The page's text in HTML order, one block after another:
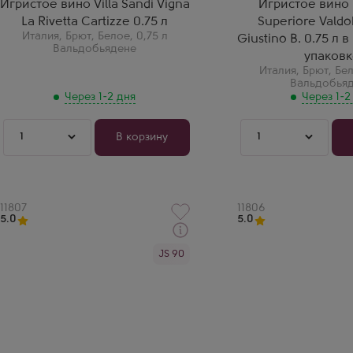
Игристое вино Villa Sandi Vigna
La Rivetta Cartizze 0.75 л
Италия, Брют, Белое, 0,75 л
Вальдобьядене
Через 1-2 дня
1 В корзину
Игристое вино
Superiore
Giustino B. 0.75 л
Италия, Брют,
Через 1-
1
Артикул
11807
5.0
JS 90
Артикул
11806
5.0